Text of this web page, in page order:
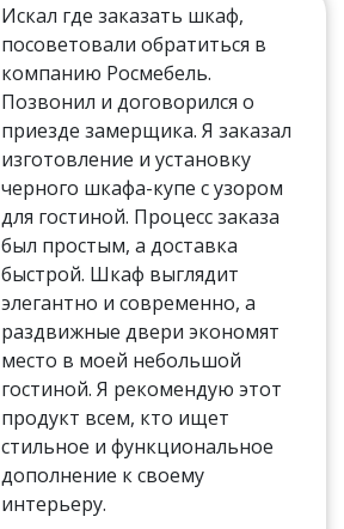
Искал где заказать шкаф,
посоветовали обратиться в
компанию Росмебель.
Позвонил и договорился о
приезде замерщика. Я заказал
изготовление и установку
черного шкафа-купе с узором
для гостиной. Процесс заказа
был простым, а доставка
быстрой. Шкаф выглядит
элегантно и современно, а
раздвижные двери экономят
место в моей небольшой
гостиной. Я рекомендую этот
продукт всем, кто ищет
стильное и функциональное
дополнение к своему
интерьеру.